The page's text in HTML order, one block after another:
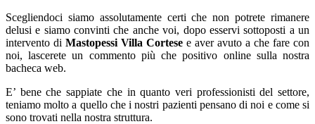
Scegliendoci siamo assolutamente certi che non potrete rimanere
delusi e siamo convinti che anche voi, dopo esservi sottoposti a un
intervento di Mastopessi Villa Cortese e aver avuto a che fare con
noi, lascerete un commento più che positivo online sulla nostra
bacheca web.
E’ bene che sappiate che in quanto veri professionisti del settore,
teniamo molto a quello che i nostri pazienti pensano di noi e come si
sono trovati nella nostra struttura.